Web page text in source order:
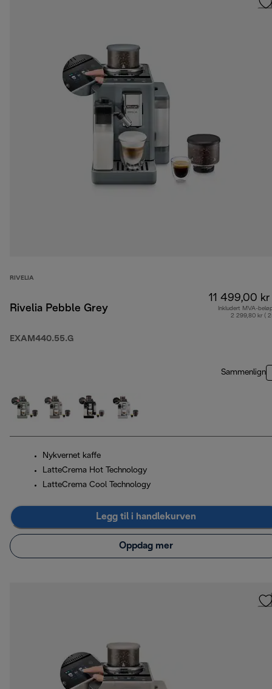
RIVELIA
Rivelia Pebble Grey
EXAM440.55.G
11 499,00 kr
Inkludert MVA-
2 299,80 kr (
Sammenlign
Nykvernet kaffe
LatteCrema Hot Technology
LatteCrema Cool Technology
Legg til i handlekurven
Oppdag mer